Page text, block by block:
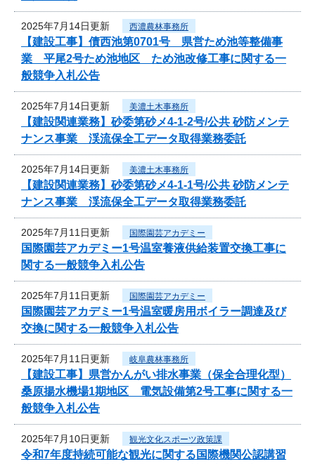
2025年7月14日更新 西濃農林事務所
【建設工事】債西池第0701号 県営ため池等整備事
業 平尾2号ため池地区 ため池改修工事に関する一
般競争入札公告
2025年7月14日更新 美濃土木事務所
【建設関連業務】砂委第砂メ4-1-2号/公共 砂防メンテ
ナンス事業 渓流保全工データ取得業務委託
2025年7月14日更新 美濃土木事務所
【建設関連業務】砂委第砂メ4-1-1号/公共 砂防メンテ
ナンス事業 渓流保全工データ取得業務委託
2025年7月11日更新 国際園芸アカデミー
国際園芸アカデミー1号温室養液供給装置交換工事に
関する一般競争入札公告
2025年7月11日更新 国際園芸アカデミー
国際園芸アカデミー1号温室暖房用ボイラー調達及び
交換に関する一般競争入札公告
2025年7月11日更新 岐阜農林事務所
【建設工事】県営かんがい排水事業（保全合理化型）
桑原揚水機場1期地区 電気設備第2号工事に関する一
般競争入札公告
2025年7月10日更新 観光文化スポーツ政策課
令和7年度持続可能な観光に関する国際機関公認講習